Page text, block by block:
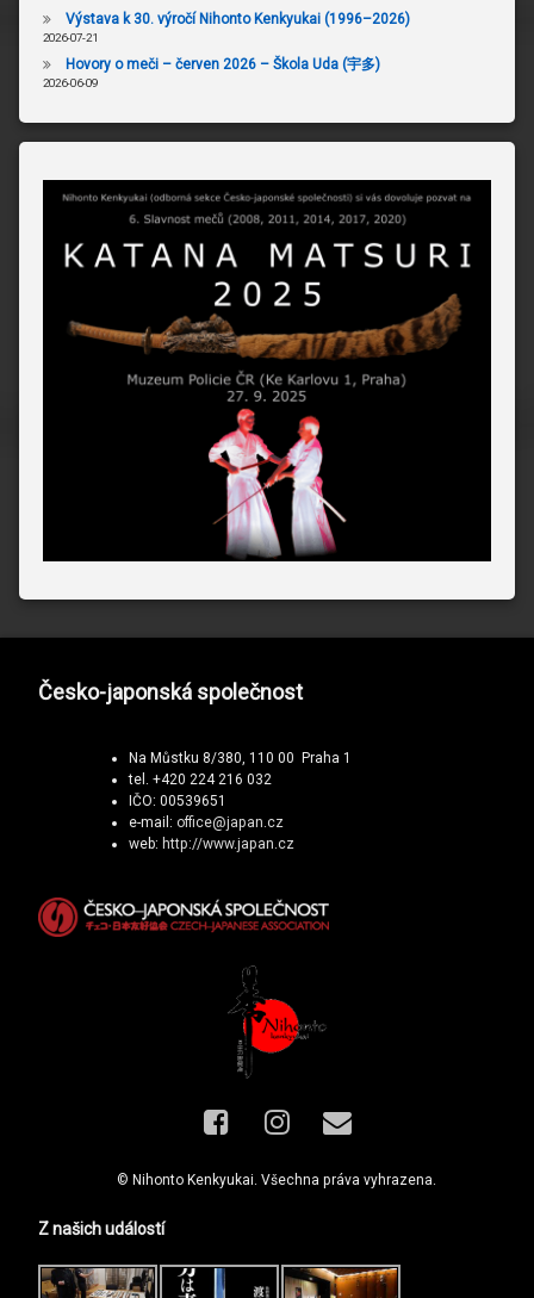
Výstava k 30. výročí Nihonto Kenkyukai (1996–2026)
2026-07-21
Hovory o meči – červen 2026 – Škola Uda (宇多)
2026-06-09
Česko-japonská společnost
Na Můstku 8/380, 110 00 Praha 1
tel. +420 224 216 032
IČO: 00539651
e-mail: office@japan.cz
web: http://www.japan.cz
Facebook
Instagram
E-mail
© Nihonto Kenkyukai. Všechna práva vyhrazena.
Z našich událostí